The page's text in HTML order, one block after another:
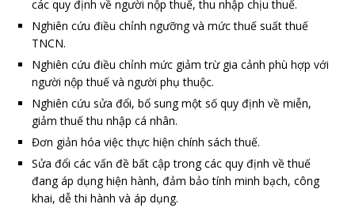
các quy định về người nộp thuế, thu nhập chịu thuế.
Nghiên cứu điều chỉnh ngưỡng và mức thuế suất thuế
TNCN.
Nghiên cứu điều chỉnh mức giảm trừ gia cảnh phù hợp với
người nộp thuế và người phụ thuộc.
Nghiên cứu sửa đổi, bổ sung một số quy định về miễn,
giảm thuế thu nhập cá nhân.
Đơn giản hóa việc thực hiện chính sách thuế.
Sửa đổi các vấn đề bất cập trong các quy định về thuế
đang áp dụng hiện hành, đảm bảo tính minh bạch, công
khai, dễ thi hành và áp dụng.